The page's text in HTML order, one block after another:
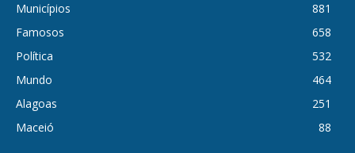
Municípios
881
Famosos
658
Política
532
Mundo
464
Alagoas
251
Maceió
88